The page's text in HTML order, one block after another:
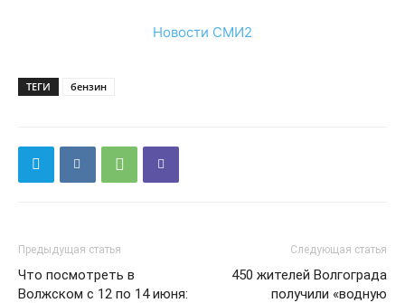
Новости СМИ2
ТЕГИ бензин
Предыдущая статья
Что посмотреть в
Волжском с 12 по 14 июня:
Следующая статья
450 жителей Волгограда
получили «водную